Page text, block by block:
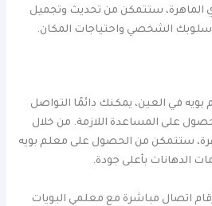
الماهرة، ستتمكن من تحديث وتجميل
الشخصي واحتياجات المكان.
بويه في العين، يمكنك دائمًا التواصل
على المساعدة اللازمة. من خلال
ستتمكن من الحصول على معلم بويه
الدهانات بأعلى جودة.
اتصال مباشرة مع معلمي البويات